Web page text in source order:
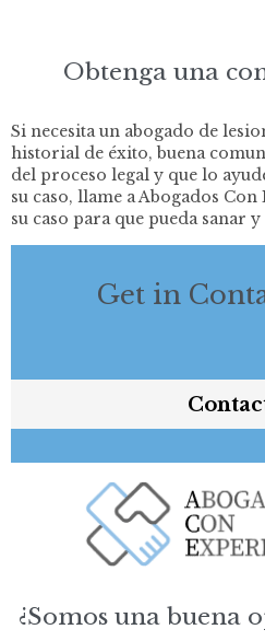
Obtenga una
Si necesita un abogado de
historial de éxito, buena
del proceso legal y que lo
su caso, llame a Abogados
su caso para que pueda sanar
Get in
¿Somos una buena